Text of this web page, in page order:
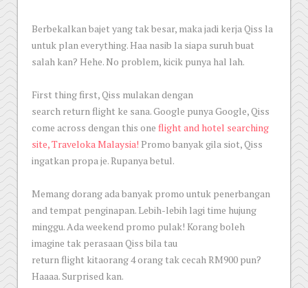
Berbekalkan bajet yang tak besar, maka jadi kerja Qiss la
untuk plan everything. Haa nasib la siapa suruh buat
salah kan? Hehe. No problem, kicik punya hal lah.
First thing first, Qiss mulakan dengan
search return flight ke sana. Google punya Google, Qiss
come across dengan this one flight and hotel searching
site, Traveloka Malaysia! Promo banyak gila siot, Qiss
ingatkan propa je. Rupanya betul.
Memang dorang ada banyak promo untuk penerbangan
and tempat penginapan. Lebih-lebih lagi time hujung
minggu. Ada weekend promo pulak! Korang boleh
imagine tak perasaan Qiss bila tau
return flight kitaorang 4 orang tak cecah RM900 pun?
Haaaa. Surprised kan.